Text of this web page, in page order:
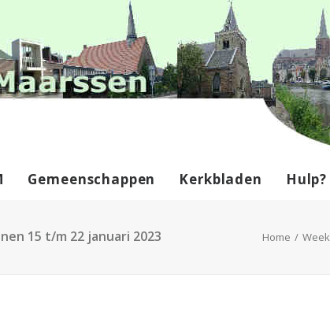
Gemeenschappen Kerkbladen Hulp?
15 t/m 22 januari 2023 Home